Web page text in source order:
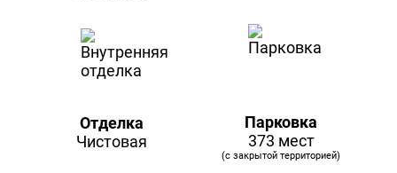
Отделка
Чистовая
Парковка
373 мест
(с закрытой территорией)